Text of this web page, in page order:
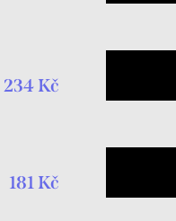
234 Kč
181 Kč